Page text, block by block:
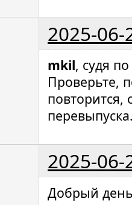
2025-06-
mkil, судя
Проверьте,
повторится,
2025-06-
Добрый